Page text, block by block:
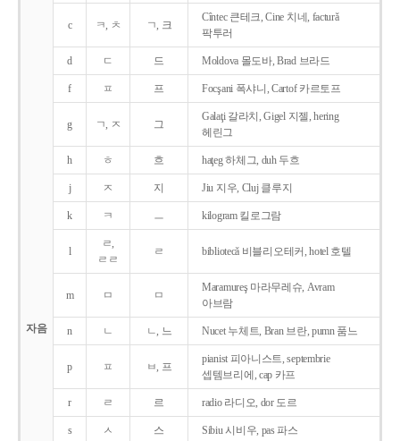
자음
c ㅋ, ㅊ ㄱ, 크
Cîntec 큰테크, Cine 치네, facturǎ
팍투러
d ㄷ 드 Moldova 몰도바, Brad 브라드
f ㅍ 프 Focşani 폭샤니, Cartof 카르토프
g ㄱ, ㅈ 그
Galaţi 갈라치, Gigel 지젤, hering
헤린그
h ㅎ 흐 haţeg 하체그, duh 두흐
j ㅈ 지 Jiu 지우, Cluj 클루지
k ㅋ ㅡ kilogram 킬로그람
l
ㄹ,
ㄹㄹ
ㄹ bibliotecǎ 비블리오테커, hotel 호텔
m ㅁ ㅁ
Maramureş 마라무레슈, Avram
아브람
n ㄴ ㄴ, 느 Nucet 누체트, Bran 브란, pumn 품느
p ㅍ ㅂ, 프
pianist 피아니스트, septembrie
셉템브리에, cap 카프
r ㄹ 르 radio 라디오, dor 도르
s ㅅ 스 Sibiu 시비우, pas 파스